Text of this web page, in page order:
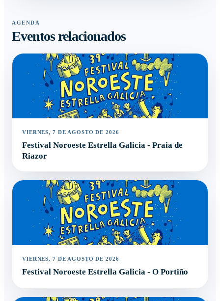
AGENDA
Eventos relacionados
VIERNES, 7 DE AGOSTO DE 2026
Festival Noroeste Estrella Galicia - Praia de
Riazor
VIERNES, 7 DE AGOSTO DE 2026
Festival Noroeste Estrella Galicia - O Portiño